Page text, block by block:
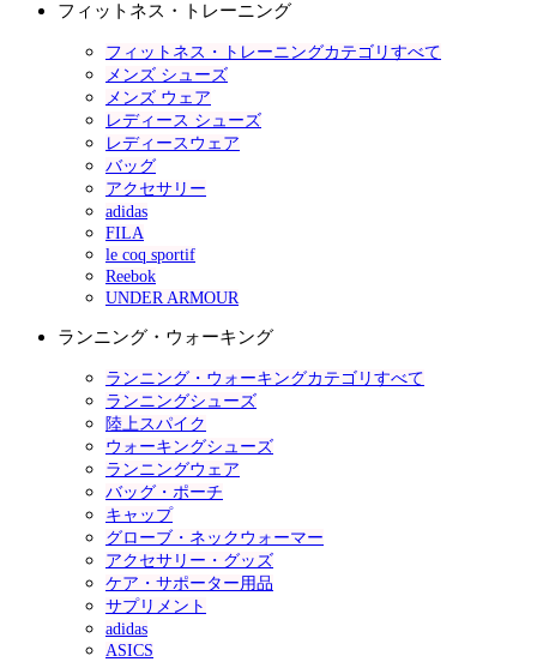
フィットネス・トレーニング
フィットネス・トレーニングカテゴリすべて
メンズ シューズ
メンズ ウェア
レディース シューズ
レディースウェア
バッグ
アクセサリー
adidas
FILA
le coq sportif
Reebok
UNDER ARMOUR
ランニング・ウォーキング
ランニング・ウォーキングカテゴリすべて
ランニングシューズ
陸上スパイク
ウォーキングシューズ
ランニングウェア
バッグ・ポーチ
キャップ
グローブ・ネックウォーマー
アクセサリー・グッズ
ケア・サポーター用品
サプリメント
adidas
ASICS